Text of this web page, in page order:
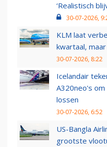
‘Realistisch
30-07-2026,
KLM laat
kwartaal,
30-07-2026, 8:22
Icelandair
A320neo's
lossen
30-07-2026, 6:52
US-Bangla
grootste